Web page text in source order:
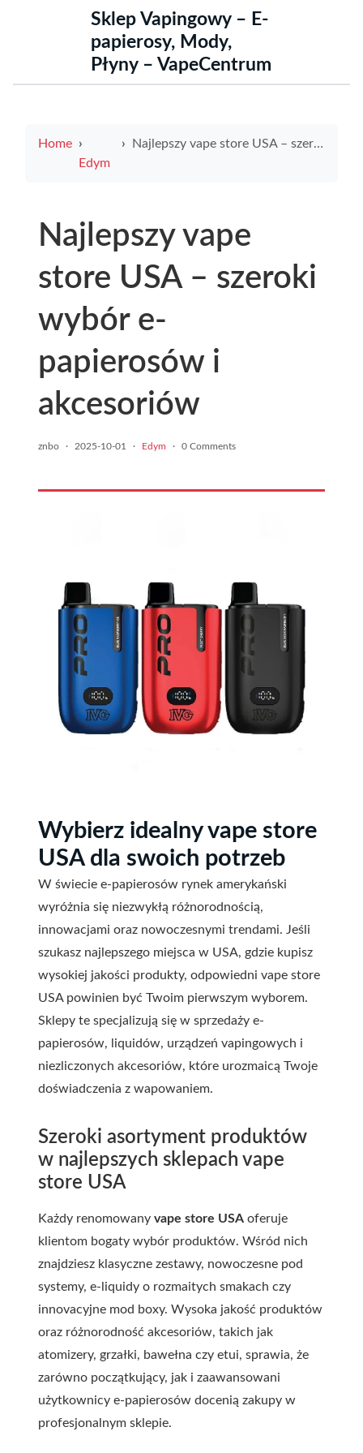
Sklep Vapingowy – E-
papierosy, Mody,
Płyny – VapeCentrum
Home
Edym
Najlepszy vape store USA – szeroki wybór e-papierosów i akcesoriów
Najlepszy vape
store USA – szeroki
wybór e-
papierosów i
akcesoriów
znbo · 2025-10-01 · Edym · 0 Comments
Wybierz idealny vape store
USA dla swoich potrzeb
W świecie e-papierosów rynek amerykański
wyróżnia się niezwykłą różnorodnością,
innowacjami oraz nowoczesnymi trendami. Jeśli
szukasz najlepszego miejsca w USA, gdzie kupisz
wysokiej jakości produkty, odpowiedni vape store
USA powinien być Twoim pierwszym wyborem.
Sklepy te specjalizują się w sprzedaży e-
papierosów, liquidów, urządzeń vapingowych i
niezliczonych akcesoriów, które urozmaicą Twoje
doświadczenia z wapowaniem.
Szeroki asortyment produktów
w najlepszych sklepach vape
store USA
Każdy renomowany vape store USA oferuje
klientom bogaty wybór produktów. Wśród nich
znajdziesz klasyczne zestawy, nowoczesne pod
systemy, e-liquidy o rozmaitych smakach czy
innovacyjne mod boxy. Wysoka jakość produktów
oraz różnorodność akcesoriów, takich jak
atomizery, grzałki, bawełna czy etui, sprawia, że
zarówno początkujący, jak i zaawansowani
użytkownicy e-papierosów docenią zakupy w
profesjonalnym sklepie.